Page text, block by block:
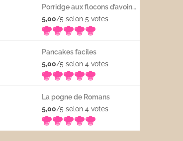
Porridge aux flocons d’avoine avec les fruits frais
5,00/5 selon 5 votes
Pancakes faciles
5,00/5 selon 4 votes
La pogne de Romans
5,00/5 selon 4 votes